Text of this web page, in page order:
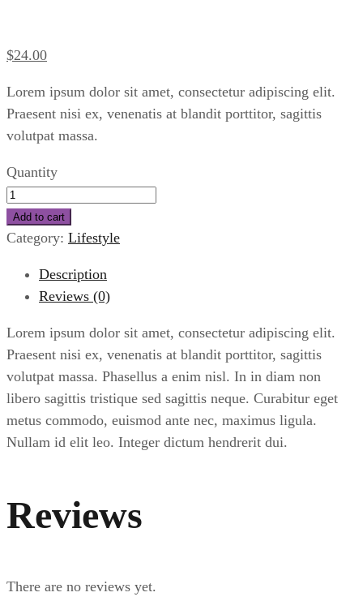
$24.00
Lorem ipsum dolor sit amet, consectetur adipiscing elit.
Praesent nisi ex, venenatis at blandit porttitor, sagittis
volutpat massa.
Quantity
Add to cart
Category: Lifestyle
Description
Reviews (0)
Lorem ipsum dolor sit amet, consectetur adipiscing elit.
Praesent nisi ex, venenatis at blandit porttitor, sagittis
volutpat massa. Phasellus a enim nisl. In in diam non
libero sagittis tristique sed sagittis neque. Curabitur eget
metus commodo, euismod ante nec, maximus ligula.
Nullam id elit leo. Integer dictum hendrerit dui.
Reviews
There are no reviews yet.